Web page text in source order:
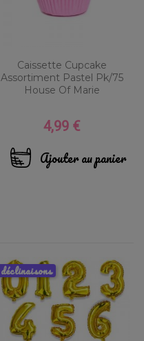
Caissette Cupcake
Assortiment Pastel Pk/75
House Of Marie
Prix
4,99 €
Ajouter au panier
déclinaisons